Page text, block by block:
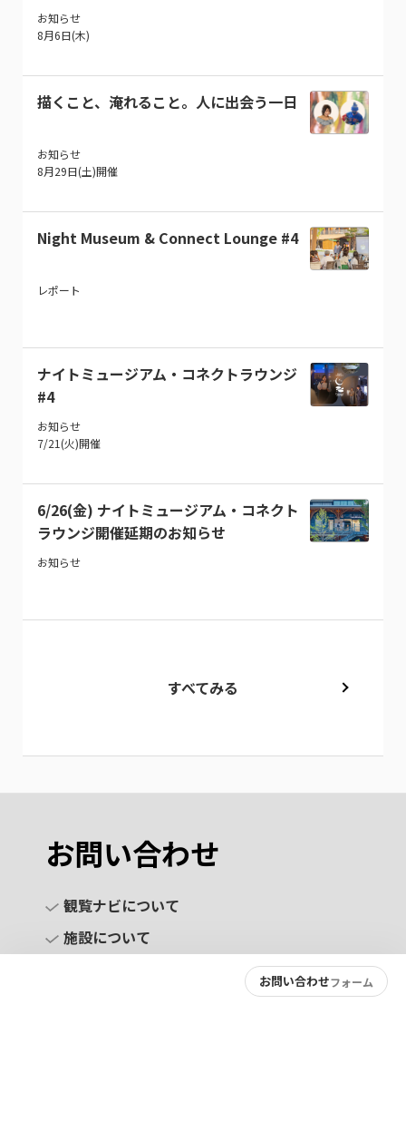
お問い合わせフォーム
お知らせ
8月6日(木)
描くこと、淹れること。人に出会う一日
お知らせ
8月29日(土)開催
Night Museum & Connect Lounge #4
レポート
ナイトミュージアム・コネクトラウンジ
#4
お知らせ
7/21(火)開催
6/26(金) ナイトミュージアム・コネクト
ラウンジ開催延期のお知らせ
お知らせ
すべてみる
お問い合わせ
観覧ナビについて
施設について